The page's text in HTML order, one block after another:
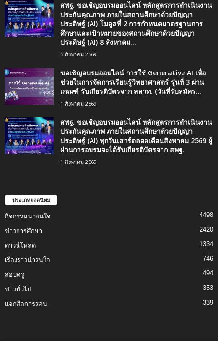
สพฐ. ขอเชิญอบรมออนไลน์ หลักสูตรการดำเนินงาน
ประกันคุณภาพ ภายในสถานศึกษาด้วยปัญญา
ประดิษฐ์ (AI) โมดูลที่ 2 การกำหนดมาตรฐานการ
ศึกษาและเป้าหมายของสถานศึกษาด้วยปัญญา
ประดิษฐ์ (AI) 8 สิงหาคม...
5 สิงหาคม 2569
ขอเชิญอบรมออนไลน์ การใช้ Generative AI เพื่อ
ช่วยในการจัดการเรียนรู้วิทยาศาสตร์ รุ่นที่ 3 ผ่าน
เกณฑ์ รับเกียรติบัตรจาก สสวท. (วันที่รับสมัคร...
1 สิงหาคม 2569
สพฐ. ขอเชิญอบรมออนไลน์ หลักสูตรการดำเนินงาน
ประกันคุณภาพ ภายในสถานศึกษาด้วยปัญญา
ประดิษฐ์ (AI) ทุกวันเสาร์ตลอดเดือนสิงหาคม 2569 ผู้
ผ่านการอบรมจะได้รับเกียรติบัตรจาก สพฐ.
1 สิงหาคม 2569
ประเภทยอดนิยม
กิจกรรมน่าสนใจ 4498
ข่าวการศึกษา 2420
ดาวน์โหลด 1334
เรื่องราวน่าสนใจ 746
สอบครู 494
ข่าวทั่วไป 353
แจกสื่อการสอน 339